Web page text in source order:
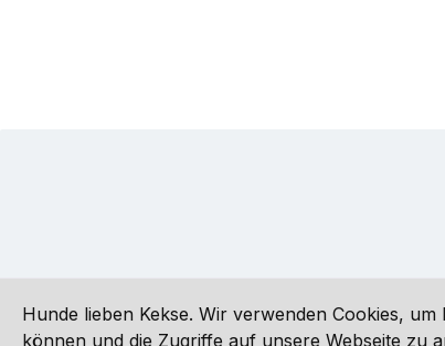
Hunde lieben Kekse. Wir verwenden Cookies,
können und die Zugriffe auf unsere Webseite zu